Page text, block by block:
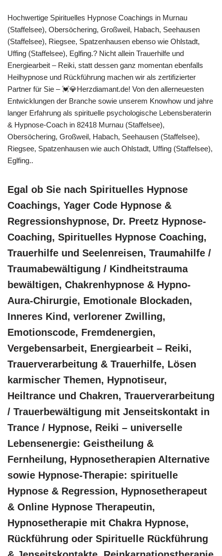
Hochwertige Spirituelles Hypnose Coachings in Murnau
(Staffelsee), Obersöchering, Großweil, Habach, Seehausen
(Staffelsee), Riegsee, Spatzenhausen ebenso wie Ohlstadt,
Uffing (Staffelsee), Eglfing.? Nicht allein Trauerhilfe und
Energiearbeit – Reiki, statt dessen ganz momentan ebenfalls
Heilhypnose und Rückführung machen wir als zertifizierter
Partner für Sie – 💓️💎Herzdiamant.de! Von den allerneuesten
Entwicklungen der Branche sowie unserem Knowhow und jahre
langer Erfahrung als spirituelle psychologische Lebensberaterin
& Hypnose-Coach in 82418 Murnau (Staffelsee),
Obersöchering, Großweil, Habach, Seehausen (Staffelsee),
Riegsee, Spatzenhausen wie auch Ohlstadt, Uffing (Staffelsee),
Eglfing..
Egal ob Sie nach Spirituelles Hypnose
Coachings, Yager Code Hypnose &
Regressionshypnose, Dr. Preetz Hypnose-
Coaching, Spirituelles Hypnose Coaching,
Trauerhilfe und Seelenreisen, Traumahilfe /
Traumabewältigung / Kindheitstrauma
bewältigen, Chakrenhypnose & Hypno-
Aura-Chirurgie, Emotionale Blockaden,
Inneres Kind, verlorener Zwilling,
Emotionscode, Fremdenergien,
Vergebensarbeit, Energiearbeit – Reiki,
Trauerverarbeitung & Trauerhilfe, Lösen
karmischer Themen, Hypnotiseur,
Heiltrance und Chakren, Trauerverarbeitung
/ Trauerbewältigung mit Jenseitskontakt in
Trance / Hypnose, Reiki – universelle
Lebensenergie: Geistheilung &
Fernheilung, Hypnosetherapien Alternative
sowie Hypnose-Therapie: spirituelle
Hypnose & Regression, Hypnosetherapeut
& Online Hypnose Therapeutin,
Hypnosetherapie mit Chakra Hypnose,
Rückführung oder Spirituelle Rückführung